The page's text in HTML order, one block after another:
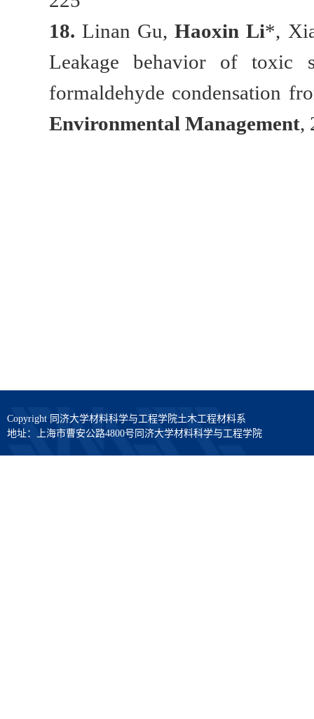
18.Linan Gu,Haoxin Li*,
Leakage behavior of toxic
formaldehyde condensation
Environmental Management,
Copyright 同济大学材料科学与工程学院土木工程材料系
地址：上海市曹安公路4800号同济大学材料科学与工程学院